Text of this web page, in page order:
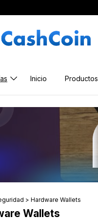
Inicio Productos
> Hardware Wallets
Wallets